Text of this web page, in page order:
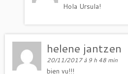
Hola Ursula!
helene jantzen
20/11/2017 à 9 h 48 min
bien vu!!!